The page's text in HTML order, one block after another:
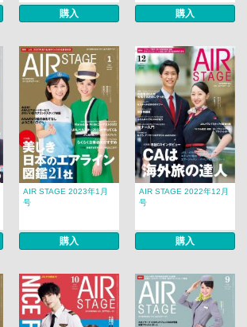
購入 購入
AIR STAGE 2023年1月
号
購入
AIR STAGE 2022年12月
号
購入